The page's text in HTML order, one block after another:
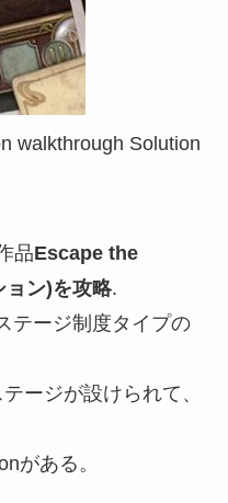
walkthrough Solution
品Escape the
ン)を攻略.
テージ制度タイプの
ージが設けられて、
がある。